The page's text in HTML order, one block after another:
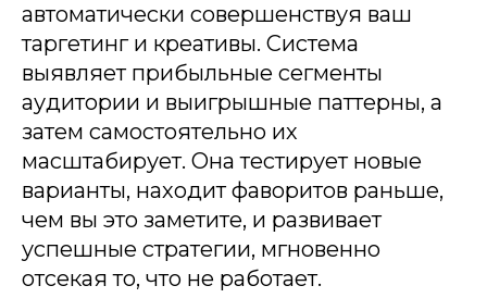
автоматически совершенствуя ваш
таргетинг и креативы. Система
выявляет прибыльные сегменты
аудитории и выигрышные паттерны, а
затем самостоятельно их
масштабирует. Она тестирует новые
варианты, находит фаворитов раньше,
чем вы это заметите, и развивает
успешные стратегии, мгновенно
отсекая то, что не работает.